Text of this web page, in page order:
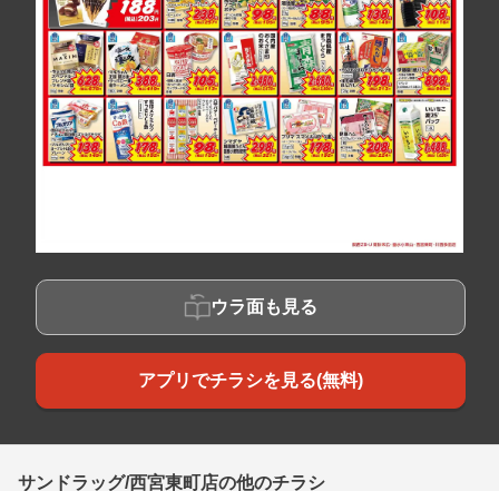
ウラ面も見る
アプリでチラシを見る(無料)
サンドラッグ/西宮東町店の他のチラシ